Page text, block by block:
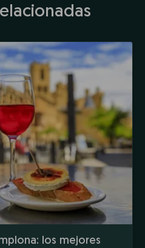
los mejores